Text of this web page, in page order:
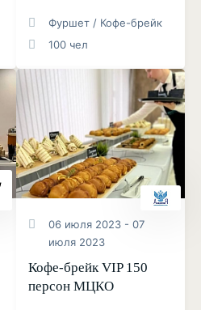
Фуршет / Кофе-брейк
100 чел
06 июля 2023 - 07
июля 2023
Кофе-брейк VIP 150
персон МЦКО